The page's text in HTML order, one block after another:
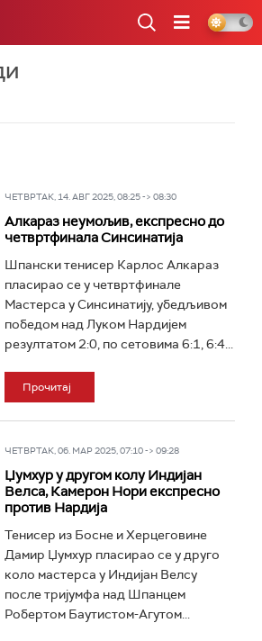
ЧЕТВРТАК, 14. АВГ 2025, 08:25 -> 08:30
Алкараз неумољив, експресно до
четвртфинала Синсинатија
Шпански тенисер Карлос Алкараз
пласирао се у четвртфинале
Мастерса у Синсинатију, убедљивом
победом над Луком Нардијем
резултатом 2:0, по сетовима 6:1, 6:4...
Прочитај
ЧЕТВРТАК, 06. МАР 2025, 07:10 -> 09:28
Џумхур у другом колу Индијан
Велса, Камерон Нори експресно
против Нардија
Тенисер из Босне и Херцеговине
Дамир Џумхур пласирао се у друго
коло мастерса у Индијан Велсу
после тријумфа над Шпанцем
Робертом Баутистом-Агутом...